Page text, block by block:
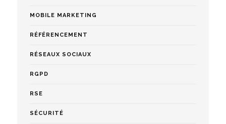
MOBILE MARKETING
RÉFÉRENCEMENT
RÉSEAUX SOCIAUX
RGPD
RSE
SÉCURITÉ